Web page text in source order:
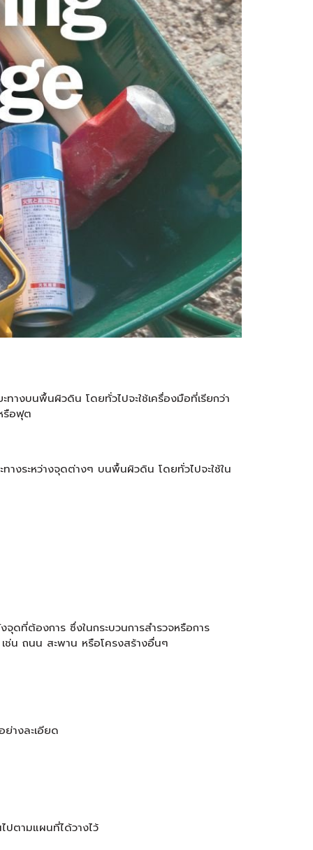
างบนพื้นผิวดิน โดยทั่วไปจะใช้เครื่องมือที่เรียกว่า
รือฟุต
างระหว่างจุดต่างๆ บนพื้นผิวดิน โดยทั่วไปจะใช้ใน
ดที่ต้องการ ซึ่งในกระบวนการสำรวจหรือการ
ช่น ถนน สะพาน หรือโครงสร้างอื่นๆ
างละเอียด
ปตามแผนที่ได้วางไว้